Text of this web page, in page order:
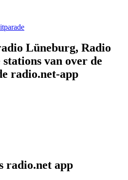
Lüneburg, Radio
stations van over de
radio.net-app
radio.net app